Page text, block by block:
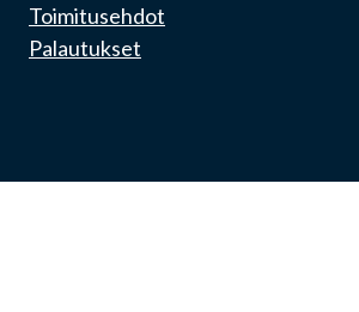
Toimitusehdot
Palautukset